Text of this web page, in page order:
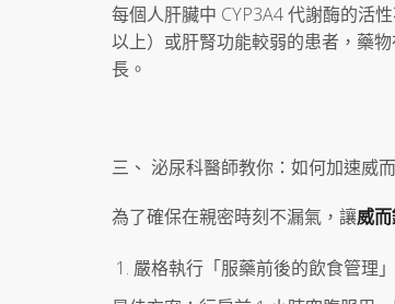
每個人肝臟中 CYP3A4 代謝酶的活
以上）或肝腎功能較弱的患者，藥
長。
三、 泌尿科醫師教你：如何加速威
為了確保在親密時刻不漏氣，讓威
嚴格執行「服藥前後的飲食管理」